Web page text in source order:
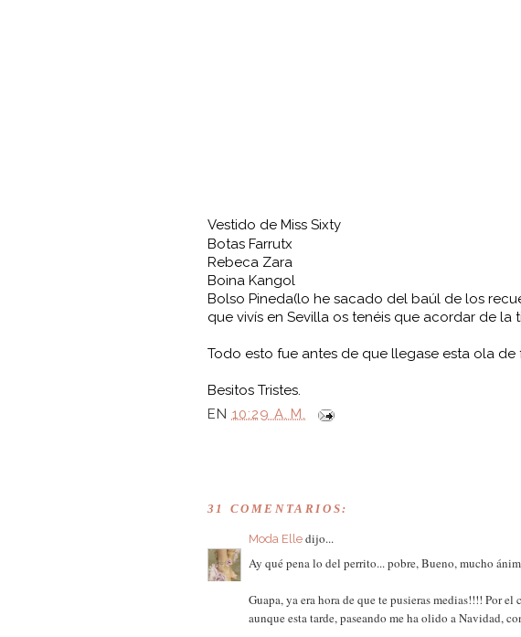
Vestido de Miss Sixty
Botas Farrutx
Rebeca Zara
Boina Kangol
Bolso Pineda(lo he sacado del baúl de los
que vivís en Sevilla os tenéis que acordar de la
Todo esto fue antes de que llegase esta ola
Besitos Tristes.
EN 10:29 A. M.
31 COMENTARIOS:
Moda Elledijo...
Ay qué pena lo del perrito... pobre, Bueno, mucho
Guapa, ya era hora de que te pusieras medias!!!! Por
aunque esta tarde, paseando me ha olido a Navidad,